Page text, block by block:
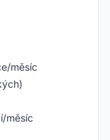
měsíc
měsíc